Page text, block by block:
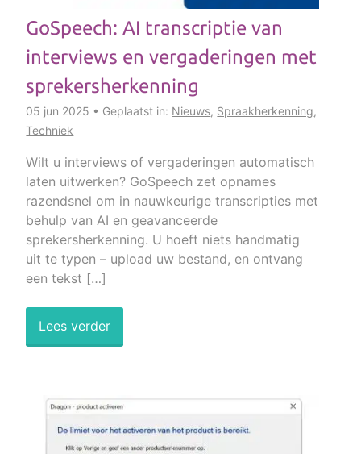
GoSpeech: AI transcriptie van
interviews en vergaderingen met
sprekersherkenning
05 jun 2025 • Geplaatst in: Nieuws, Spraakherkenning,
Techniek
Wilt u interviews of vergaderingen automatisch
laten uitwerken? GoSpeech zet opnames
razendsnel om in nauwkeurige transcripties met
behulp van AI en geavanceerde
sprekersherkenning. U hoeft niets handmatig
uit te typen – upload uw bestand, en ontvang
een tekst […]
Lees verder